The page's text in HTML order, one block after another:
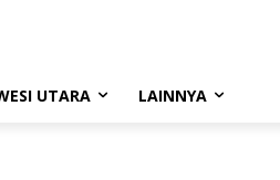
UTARA LAINNYA